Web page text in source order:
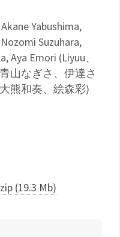
Yabushima,
Suzuhara,
Aya Emori (Liyuu、
山なぎさ、伊達さ
熊和奏、絵森彩)
(19.3 Mb)